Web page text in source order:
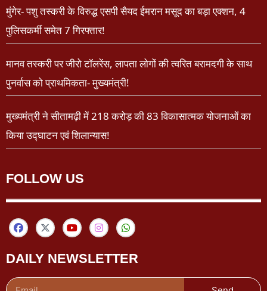
मुंगेर- पशु तस्करी के विरुद्ध एसपी सैयद ईमरान मसूद का बड़ा एक्शन, 4
पुलिसकर्मी समेत 7 गिरफ्तार!
मानव तस्करी पर जीरो टॉलरेंस, लापता लोगों की त्वरित बरामदगी के साथ
पुनर्वास को प्राथमिकता- मुख्यमंत्री!
मुख्यमंत्री ने सीतामढ़ी में 218 करोड़ की 83 विकासात्मक योजनाओं का
किया उद्घाटन एवं शिलान्यास!
FOLLOW US
DAILY NEWSLETTER